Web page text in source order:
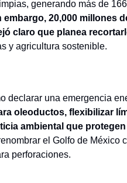
generando más de
embargo, 20,000 millones
claro que planea
y agricultura sostenible.
declarar una emergencia
oleoductos, flexibilizar
ambiental que protegen
el Golfo de México
perforaciones.